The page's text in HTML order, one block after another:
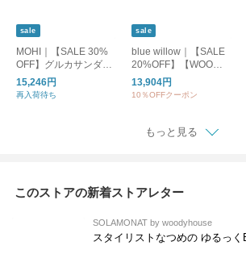
sale
MOHI｜【SALE 30%
OFF】グルカサンダル
レディース シューズ
靴 くつ レザー 革 スト
ラップ 黒 ブラック 2-
15,246円
再入荷待ち
sale
blue willow｜【SALE
20%OFF】【WOODY
別注カラー】リネンオ
ールインワン レディ
ラック ブラウン 茶色
13,904円
10％OFFクーポン
もっと見る
このストアの新着ストアレター
SOLAMONAT by woodyhouse
スタイリストなつめの ゆるっ